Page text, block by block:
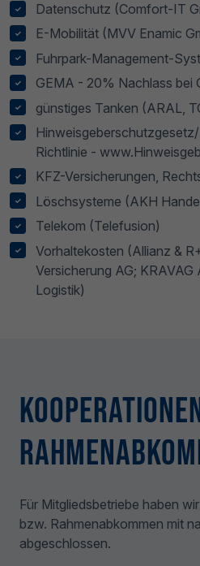
Datenschutz (Comfort-IT
E-Mobilität (MVV Enamic
Fuhrpark-Management-
GEMA - 20% Nachlass bei
günstiges Tanken (ARAL,
Richtlinie -
KFZ-Versicherungen,
Löschsysteme (AKH
Telekom (Telefusion)
Vorhaltekosten (Allianz &
Versicherung AG; KRAVAG
Logistik)
Für Mitgliedsbetriebe haben
bzw. Rahmenabkommen mit
abgeschlossen.